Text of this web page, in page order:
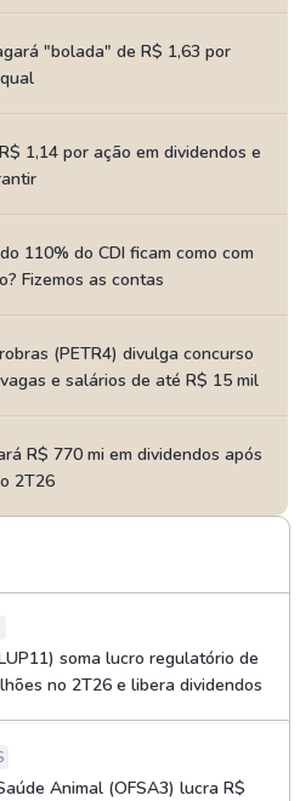
"bolada" de R$ 1,63 por
1,14 por ação em dividendos e
110% do CDI ficam como com
Fizemos as contas
(PETR4) divulga concurso
e salários de até R$ 15 mil
R$ 770 mi em dividendos após
2T26
soma lucro regulatório de
no 2T26 e libera dividendos
Animal (OFSA3) lucra R$